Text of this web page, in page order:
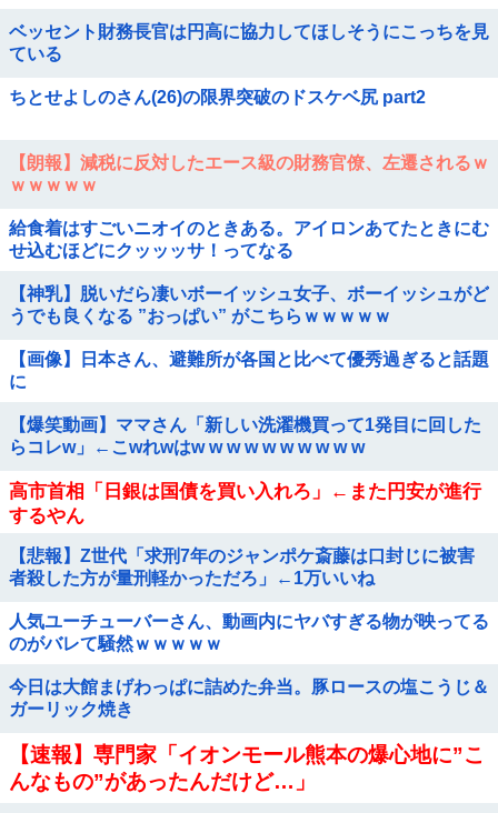
ベッセント財務長官は円高に協力してほしそうにこっちを見
ている
ちとせよしのさん(26)の限界突破のドスケベ尻 part2
【朗報】減税に反対したエース級の財務官僚、左遷されるｗ
ｗｗｗｗｗ
給食着はすごいニオイのときある。アイロンあてたときにむ
せ込むほどにクッッッサ！ってなる
【神乳】脱いだら凄いボーイッシュ女子、ボーイッシュがど
うでも良くなる ”おっぱい” がこちらｗｗｗｗｗ
【画像】日本さん、避難所が各国と比べて優秀過ぎると話題
に
【爆笑動画】ママさん「新しい洗濯機買って1発目に回した
らコレw」←こwれwはw w w w w w w w w w
高市首相「日銀は国債を買い入れろ」←また円安が進行
するやん
【悲報】Z世代「求刑7年のジャンポケ斎藤は口封じに被害
者殺した方が量刑軽かっただろ」←1万いいね
人気ユーチューバーさん、動画内にヤバすぎる物が映ってる
のがバレて騒然ｗｗｗｗｗ
今日は大館まげわっぱに詰めた弁当。豚ロースの塩こうじ＆
ガーリック焼き
【速報】専門家「イオンモール熊本の爆心地に”こ
んなもの”があったんだけど…」